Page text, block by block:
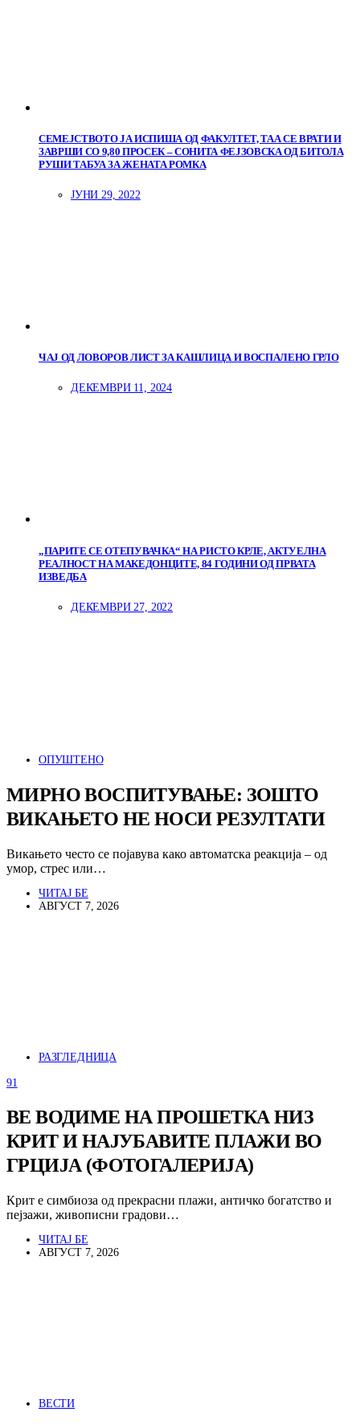
СЕМЕЈСТВОТО ЈА ИСПИША ОД ФАКУЛТЕТ, ТАА СЕ ВРАТИ И
ЗАВРШИ СО 9,80 ПРОСЕК – СОНИТА ФЕЈЗОВСКА ОД БИТОЛА
РУШИ ТАБУА ЗА ЖЕНАТА РОМКА
ЈУНИ 29, 2022
ЧАЈ ОД ЛОВОРОВ ЛИСТ ЗА КАШЛИЦА И ВОСПАЛЕНО ГРЛО
ДЕКЕМВРИ 11, 2024
„ПАРИТЕ СЕ ОТЕПУВАЧКА“ НА РИСТО КРЛЕ, АКТУЕЛНА
РЕАЛНОСТ НА МАКЕДОНЦИТЕ, 84 ГОДИНИ ОД ПРВАТА
ИЗВЕДБА
ДЕКЕМВРИ 27, 2022
ОПУШТЕНО
МИРНО ВОСПИТУВАЊЕ: ЗОШТО
ВИКАЊЕТО НЕ НОСИ РЕЗУЛТАТИ
Викањето често се појавува како автоматска реакција – од
умор, стрес или…
ЧИТАЈ БЕ
АВГУСТ 7, 2026
РАЗГЛЕДНИЦА
91
ВЕ ВОДИМЕ НА ПРОШЕТКА НИЗ
КРИТ И НАЈУБАВИТЕ ПЛАЖИ ВО
ГРЦИЈА (ФОТОГАЛЕРИЈА)
Крит е симбиоза од прекрасни плажи, античко богатство и
пејзажи, живописни градови…
ЧИТАЈ БЕ
АВГУСТ 7, 2026
ВЕСТИ